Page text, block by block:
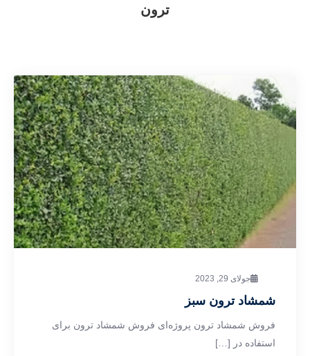
ترون
جولای 29, 2023
شمشاد ترون سبز
فروش شمشاد ترون پروژه‌ای فروش شمشاد ترون برای
استفاده در […]